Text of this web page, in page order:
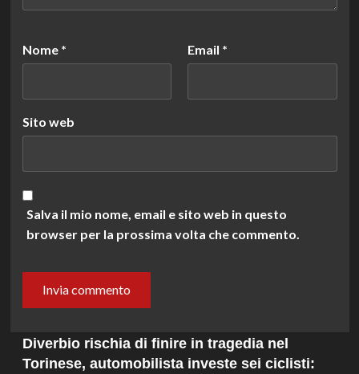
Nome * Email *
Sito web
Salva il mio nome, email e sito web in questo
browser per la prossima volta che commento.
Diverbio rischia di finire in tragedia nel
Torinese, automobilista investe sei ciclisti: